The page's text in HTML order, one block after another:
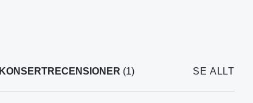
KONSERTRECENSIONER (1) SE ALLT